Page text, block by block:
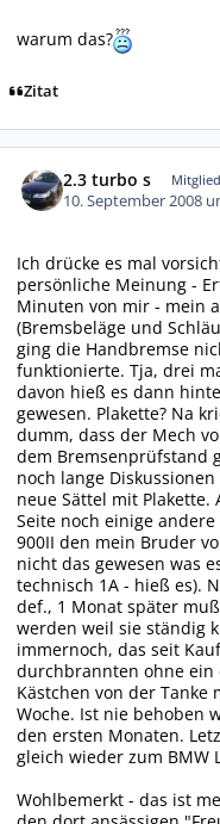
warum das?
Zitat
2.3 turbo s Mitglied
10. September 2008
Ich drücke es mal
persönliche Meinung -
Minuten von mir - mein
(Bremsbeläge und
ging die Handbremse
funktionierte. Tja, drei
davon hieß es dann
gewesen. Plakette? Na
dumm, dass der Mech
dem Bremsenprüfstand
noch lange
neue Sättel mit Plakette.
Seite noch einige
900II den mein Bruder
nicht das gewesen was
technisch 1A - hieß es).
def., 1 Monat später
werden weil sie ständig
immernoch, das seit
durchbrannten ohne ein
Kästchen von der
Woche. Ist nie behoben
den ersten Monaten.
gleich wieder zum BMW
Wohlbemerkt - das ist